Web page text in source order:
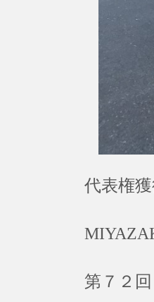
代表権獲
第７２